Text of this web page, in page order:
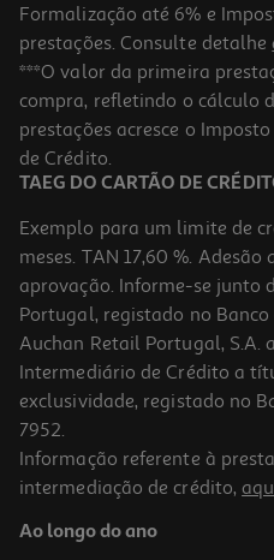
Formalização até 6% e
prestações. Consulte detalhe
***O valor da primeira
compra, refletindo o cálculo
prestações acresce o
de Crédito.
TAEG DO CARTÃO DE
Exemplo para um limite de
meses. TAN 17,60 %.
aprovação. Informe-se junto
Portugal, registado no
Auchan Retail Portugal, S.A.
Intermediário de Crédito a
exclusividade, registado no
7952.
Informação referente à
intermediação de crédito,
Ao longo do ano